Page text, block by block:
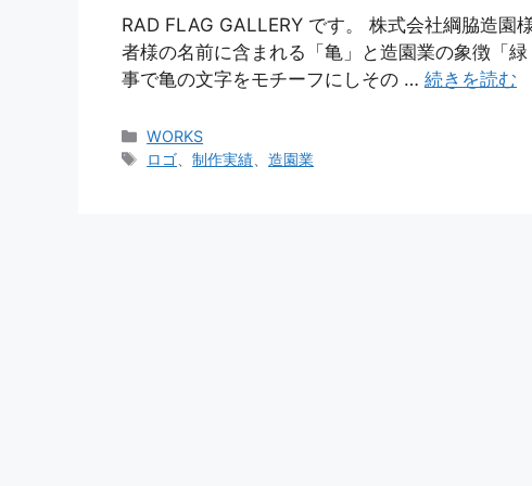
RAD FLAG GALLERY です。 株式会社綱脇造園
者様の名前に含まれる「亀」と造園業の象徴「
事で亀の文字をモチーフにしその … 続きを読む
カ
テ
WORKS
タ
ロゴ 、制作実績 、造園業